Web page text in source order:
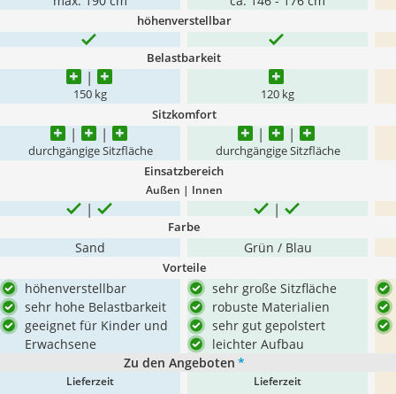
höhenverstellbar
Belastbarkeit
150 kg 120 kg
Sitzkomfort
durchgängige Sitzfläche durchgängige Sitzfläche
Einsatzbereich
Außen | Innen
Farbe
Sand Grün / Blau
Vorteile
höhenverstellbar
sehr hohe Belastbarkeit
geeignet für Kinder und
Erwachsene
sehr große Sitzfläche
robuste Materialien
sehr gut gepolstert
leichter Aufbau
Zu den Angeboten *
Lieferzeit Lieferzeit